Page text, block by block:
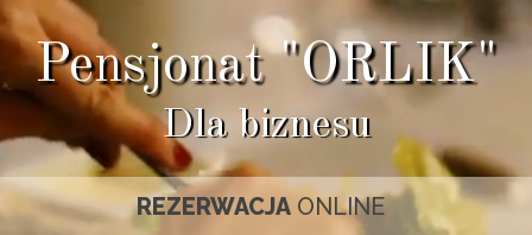
Pensjonat "ORLIK"
Dla biznesu
REZERWACJAONLINE